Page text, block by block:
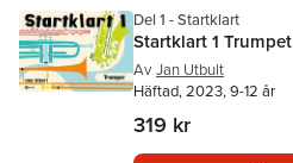
Del 1 - Startklart
Startklart 1 Trumpet
Av Jan Utbult
Häftad, 2023, 9-12 år
319 kr